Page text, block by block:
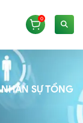
0
SỰ TỔNG